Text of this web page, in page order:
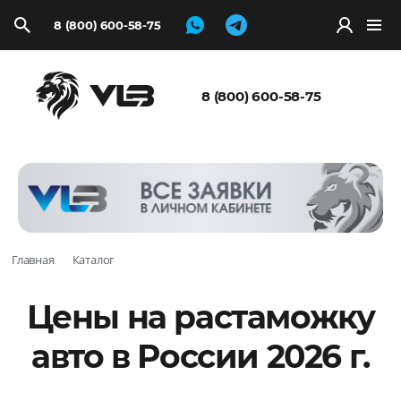
8 (800) 600-58-75
8 (800) 600-58-75
Главная Каталог
Цены на растаможку
авто в России 2026 г.
Запросить
расчёт